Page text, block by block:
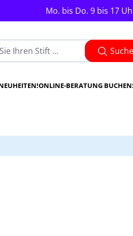
Mo. bis Do. 9 bis 17
ONLINE-BERATUNG BUCHEN